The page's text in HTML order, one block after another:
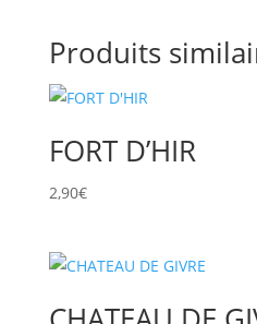
Produits
FORT D’HIR
2,90€